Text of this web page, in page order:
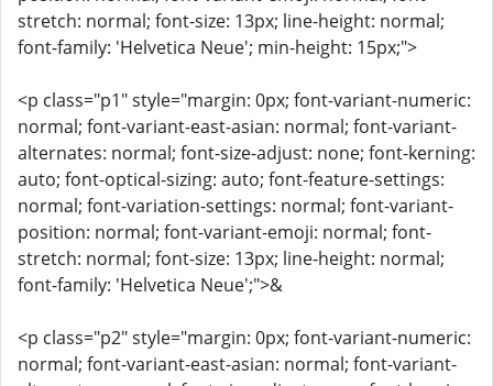
stretch: normal; font-size: 13px; line-height: normal;
font-family: 'Helvetica Neue'; min-height: 15px;">
<p class="p1" style="margin: 0px; font-variant-numeric:
normal; font-variant-east-asian: normal; font-variant-
alternates: normal; font-size-adjust: none; font-kerning:
auto; font-optical-sizing: auto; font-feature-settings:
normal; font-variation-settings: normal; font-variant-
position: normal; font-variant-emoji: normal; font-
stretch: normal; font-size: 13px; line-height: normal;
font-family: 'Helvetica Neue';">&
<p class="p2" style="margin: 0px; font-variant-numeric:
normal; font-variant-east-asian: normal; font-variant-